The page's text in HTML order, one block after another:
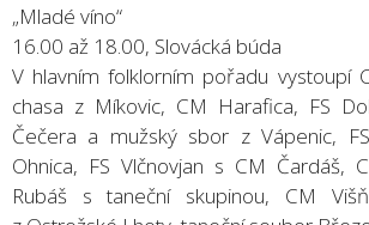
„Mladé víno“
16.00 až 18.00, Slovácká búda
V hlavním folklorním pořadu vystoupí
chasa z Míkovic, CM Harafica, FS
Čečera a mužský sbor z Vápenic,
Ohnica, FS Vlčnovjan s CM Čardáš,
Rubáš s taneční skupinou, CM